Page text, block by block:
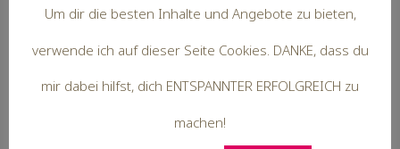
Hallo,
ich bin Steffi. Mit mir als Coach =
Um dir die besten Inhalte und Angebote zu bieten,
verwende ich auf dieser Seite Cookies. DANKE, dass du
mir dabei hilfst, dich ENTSPANNTER ERFOLGREICH zu
machen!